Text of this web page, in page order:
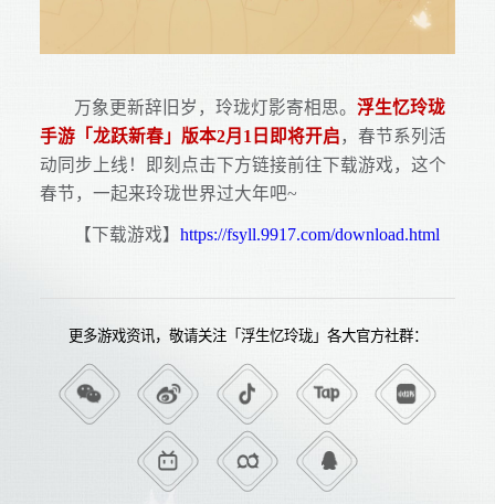
万象更新辞旧岁，玲珑灯影寄相思。浮生忆玲珑
手游「龙跃新春」版本2月1日即将开启，春节系列活
动同步上线！即刻点击下方链接前往下载游戏，这个
春节，一起来玲珑世界过大年吧~
【下载游戏】https://fsyll.9917.com/download.html
更多游戏资讯，敬请关注「浮生忆玲珑」各大官方社群：